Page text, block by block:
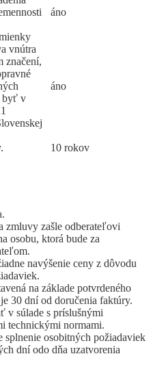
áno
vnútra
značení,
byť v
áno
10 rokov
zmluvy zašle odberateľovi
osobu, ktorá bude za
navýšenie ceny z dôvodu
na základe potvrdeného
30 dní od doručenia faktúry.
v súlade s príslušnými
technickými normami.
splnenie osobitných požiadaviek
dní odo dňa uzatvorenia